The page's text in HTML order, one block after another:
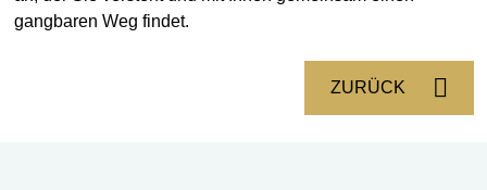
gangbaren Weg findet.
ZURÜCK